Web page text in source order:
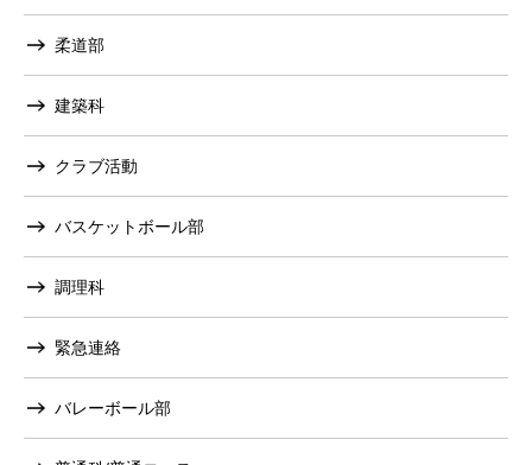
柔道部
建築科
クラブ活動
バスケットボール部
調理科
緊急連絡
バレーボール部